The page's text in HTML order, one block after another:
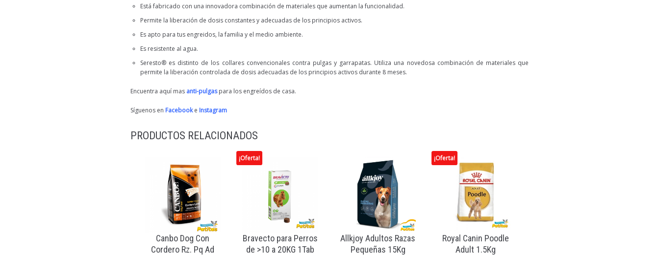
Está fabricado con una innovadora combinación de materiales que aumentan la funcionalidad.
Permite la liberación de dosis constantes y adecuadas de los principios activos.
Es apto para tus engreidos, la familia y el medio ambiente.
Es resistente al agua.
Seresto® es distinto de los collares convencionales contra pulgas y garrapatas. Utiliza una novedosa combinación de materiales que
permite la liberación controlada de dosis adecuadas de los principios activos durante 8 meses.
Encuentra aquí mas anti-pulgaspara los engreídos de casa.
Síguenos en Facebooke Instagram
PRODUCTOS RELACIONADOS
Canbo Dog Con
Cordero Rz. Pq Ad
¡Oferta!
Bravecto para Perros
de >10 a 20KG 1Tab
Allkjoy Adultos Razas
Pequeñas 15Kg
¡Oferta!
Royal Canin Poodle
Adult 1.5Kg